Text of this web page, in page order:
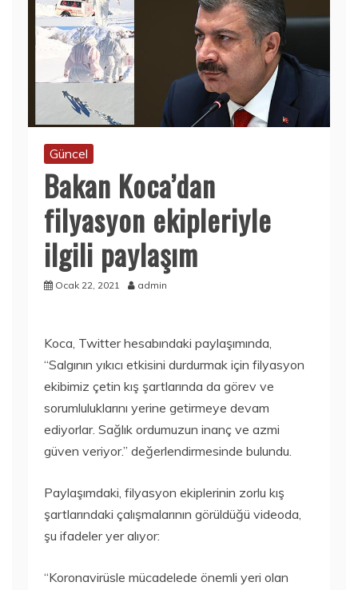
Güncel
Bakan Koca’dan
filyasyon ekipleriyle
ilgili paylaşım
Ocak 22, 2021 admin
Koca, Twitter hesabındaki paylaşımında,
“Salgının yıkıcı etkisini durdurmak için filyasyon
ekibimiz çetin kış şartlarında da görev ve
sorumluluklarını yerine getirmeye devam
ediyorlar. Sağlık ordumuzun inanç ve azmi
güven veriyor.” değerlendirmesinde bulundu.
Paylaşımdaki, filyasyon ekiplerinin zorlu kış
şartlarındaki çalışmalarının görüldüğü videoda,
şu ifadeler yer alıyor:
“Koronavirüsle mücadelede önemli yeri olan